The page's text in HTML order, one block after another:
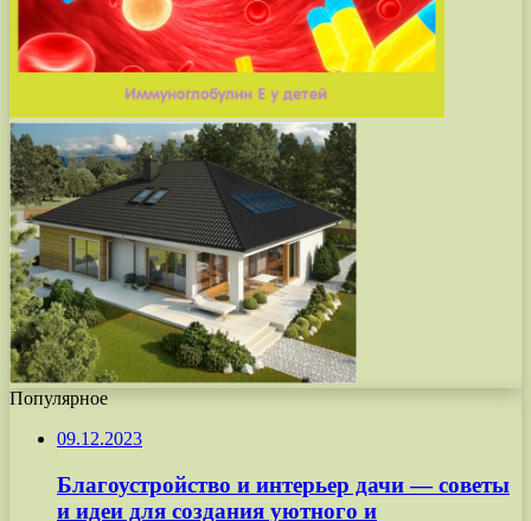
Популярное
09.12.2023
Благоустройство и интерьер дачи — советы
и идеи для создания уютного и